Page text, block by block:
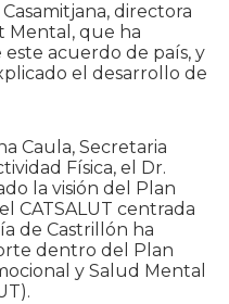
directora
Mental, que ha
acuerdo de país, y
el desarrollo de
Caula, Secretaria
Física, el Dr.
la visión del Plan
CATSALUT centrada
de Castrillón ha
dentro del Plan
y Salud Mental